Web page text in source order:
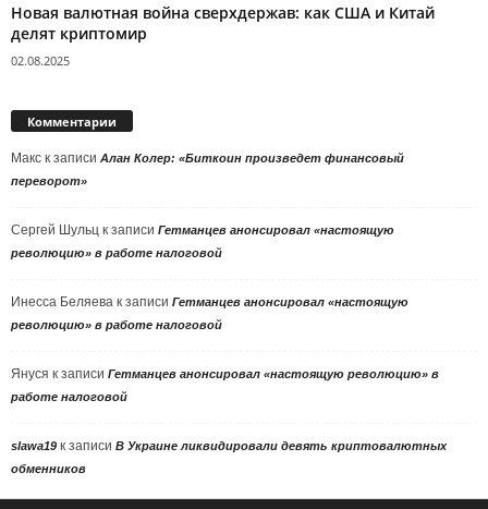
Новая валютная война сверхдержав: как США и Китай
делят криптомир
02.08.2025
Комментарии
Макс к записи Алан Колер: «Биткоин произведет финансовый
переворот»
Сергей Шульц к записи Гетманцев анонсировал «настоящую
революцию» в работе налоговой
Инесса Беляева к записи Гетманцев анонсировал «настоящую
революцию» в работе налоговой
Януся к записи Гетманцев анонсировал «настоящую революцию» в
работе налоговой
slawa19 к записи В Украине ликвидировали девять криптовалютных
обменников